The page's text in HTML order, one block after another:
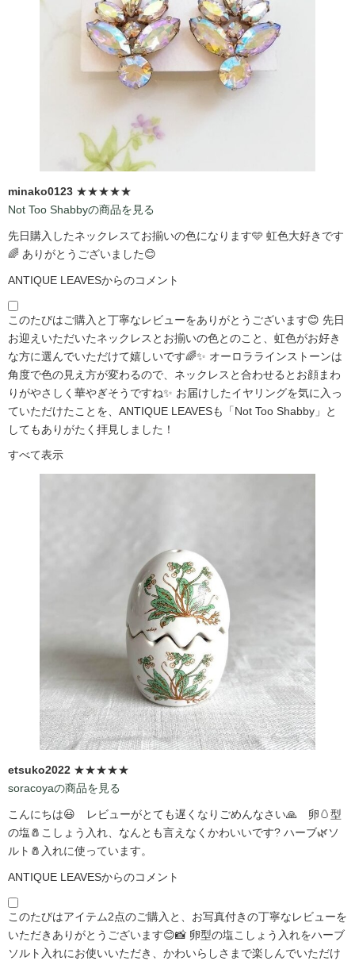
minako0123 ★★★★★
Not Too Shabbyの商品を見る
先日購入したネックレスてお揃いの色になります🩵 虹色大好きです
🌈 ありがとうございました😊
ANTIQUE LEAVESからのコメント
このたびはご購入と丁寧なレビューをありがとうございます😊 先日
お迎えいただいたネックレスとお揃いの色とのこと、虹色がお好き
な方に選んでいただけて嬉しいです🌈✨ オーロララインストーンは
角度で色の見え方が変わるので、ネックレスと合わせるとお顔まわ
りがやさしく華やぎそうですね✨ お届けしたイヤリングを気に入っ
ていただけたことを、ANTIQUE LEAVESも「Not Too Shabby」と
してもありがたく拝見しました！
すべて表示
etsuko2022 ★★★★★
soracoyaの商品を見る
こんにちは😃 レビューがとても遅くなりごめんなさい🙏 卵🥚型
の塩🧂こしょう入れ、なんとも言えなくかわいいです?️ ハーブ🌿ソ
ルト🧂入れに使っています。
ANTIQUE LEAVESからのコメント
このたびはアイテム2点のご購入と、お写真付きの丁寧なレビューを
いただきありがとうございます😊📸 卵型の塩こしょう入れをハーブ
ソルト入れにお使いいただき、かわいらしさまで楽しんでいただけ